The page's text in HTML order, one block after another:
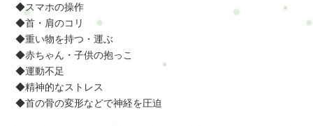
◆スマホの操作
◆首・肩のコリ
◆重い物を持つ・運ぶ
◆赤ちゃん・子供の抱っこ
◆運動不足
◆精神的なストレス
◆首の骨の変形などで神経を圧迫